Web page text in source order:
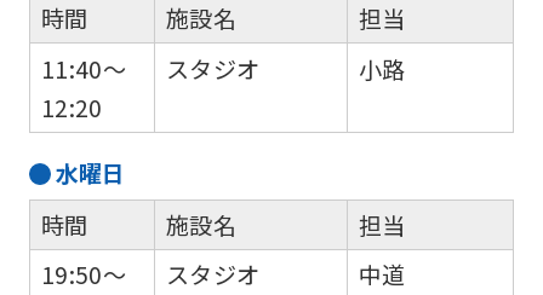
時間
11:40～
12:20
施設名
スタジオ
担当
小路
水曜日
時間
19:50～
施設名
スタジオ
担当
中道